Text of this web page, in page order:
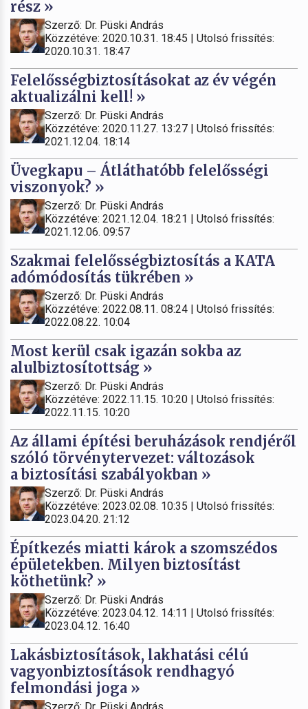
rész »
Szerző: Dr. Püski András
Közzétéve: 2020.10.31. 18:45 | Utolsó frissítés:
2020.10.31. 18:47
Felelősségbiztosításokat az év végén
aktualizálni kell! »
Szerző: Dr. Püski András
Közzétéve: 2020.11.27. 13:27 | Utolsó frissítés:
2021.12.04. 18:14
Üvegkapu – Átláthatóbb felelősségi
viszonyok? »
Szerző: Dr. Püski András
Közzétéve: 2021.12.04. 18:21 | Utolsó frissítés:
2021.12.06. 09:57
Szakmai felelősségbiztosítás a KATA
adómódosítás tükrében »
Szerző: Dr. Püski András
Közzétéve: 2022.08.11. 08:24 | Utolsó frissítés:
2022.08.22. 10:04
Most kerül csak igazán sokba az
alulbiztosítottság »
Szerző: Dr. Püski András
Közzétéve: 2022.11.15. 10:20 | Utolsó frissítés:
2022.11.15. 10:20
Az állami építési beruházások rendjéről
szóló törvénytervezet: változások
a biztosítási szabályokban »
Szerző: Dr. Püski András
Közzétéve: 2023.02.08. 10:35 | Utolsó frissítés:
2023.04.20. 21:12
Építkezés miatti károk a szomszédos
épületekben. Milyen biztosítást
köthetünk? »
Szerző: Dr. Püski András
Közzétéve: 2023.04.12. 14:11 | Utolsó frissítés:
2023.04.12. 16:40
Lakásbiztosítások, lakhatási célú
vagyonbiztosítások rendhagyó
felmondási joga »